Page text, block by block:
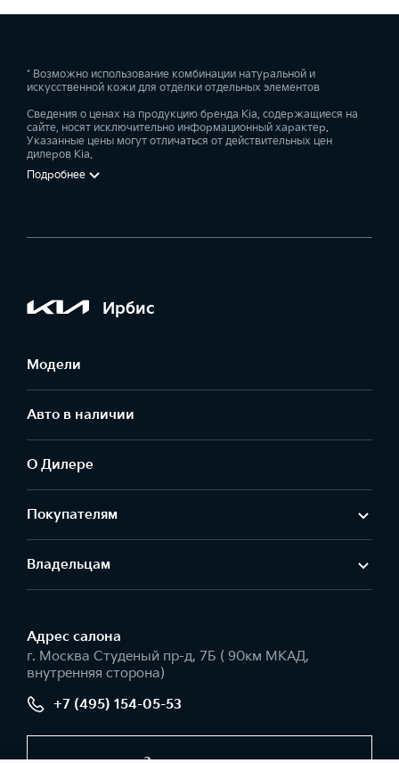
* Возможно использование комбинации натуральной и
искусственной кожи для отделки отдельных элементов
Сведения о ценах на продукцию бренда Kia, содержащиеся на
сайте, носят исключительно информационный характер.
Указанные цены могут отличаться от действительных цен
дилеров Kia.
Подробнее
Ирбис
Модели
Авто в наличии
О Дилере
Покупателям
Владельцам
Адрес салонa
г. Москва Студеный пр-д, 7Б ( 90км МКАД,
внутренняя сторона)
+7 (495) 154-05-53